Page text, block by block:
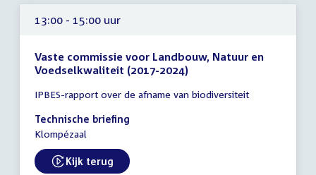
13:00 - 15:00 uur
Vaste commissie voor Landbouw, Natuur en
Voedselkwaliteit (2017-2024)
vergadering
13:00
-
uur
IPBES-rapport over de afname van biodiversiteit
Technische briefing
Klompézaal
External link:
Kijk terug